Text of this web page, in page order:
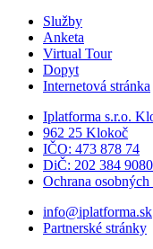
Služby
Anketa
Virtual Tour
Dopyt
Internetová stránka
Iplatforma s.r.o.
962 25 Klokoč
IČO: 473 878 74
DiČ: 202 384 9080
Ochrana
info@iplatforma.sk
Partnerské stránky